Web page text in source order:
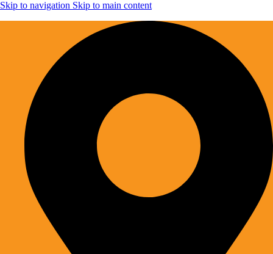
Skip to navigation Skip to main content